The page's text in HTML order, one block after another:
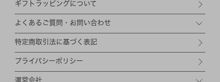
MOBILE
ギフトラッピングについて
よくあるご質問・お問い合わせ
特定商取引法に基づく表記
プライバシーポリシー